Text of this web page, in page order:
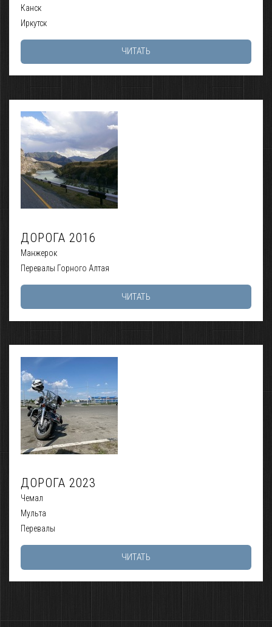
Канск
Иркутск
ЧИТАТЬ
ДОРОГА 2016
Манжерок
Перевалы Горного Алтая
ЧИТАТЬ
ДОРОГА 2023
Чемал
Мульта
Перевалы
ЧИТАТЬ